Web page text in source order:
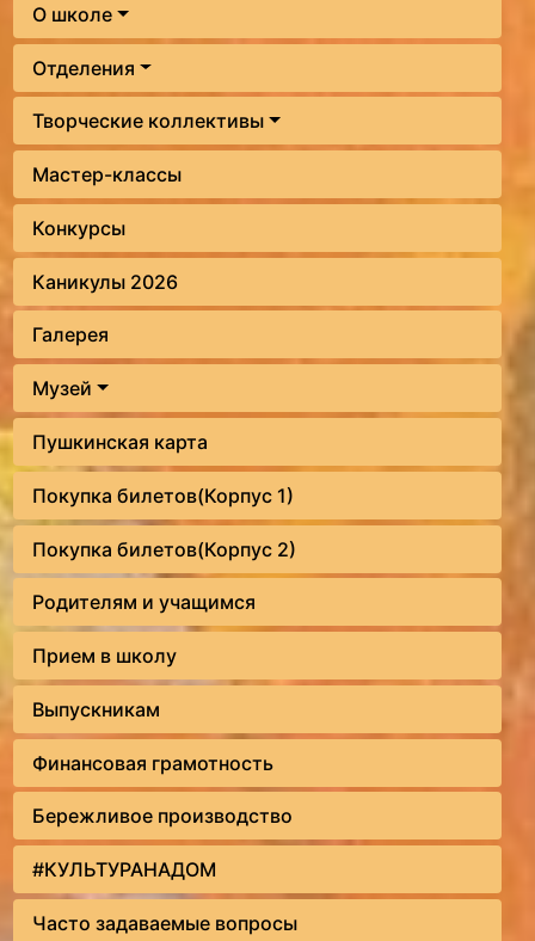
О школе
Отделения
Творческие коллективы
Мастер-классы
Конкурсы
Каникулы 2026
Галерея
Музей
Пушкинская карта
Покупка билетов(Корпус 1)
Покупка билетов(Корпус 2)
Родителям и учащимся
Прием в школу
Выпускникам
Финансовая грамотность
Бережливое производство
#КУЛЬТУРАНАДОМ
Часто задаваемые вопросы